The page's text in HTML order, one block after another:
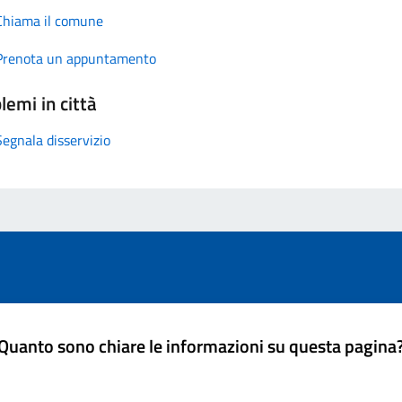
il comune
un appuntamento
in città
disservizio
sono chiare le informazioni su questa